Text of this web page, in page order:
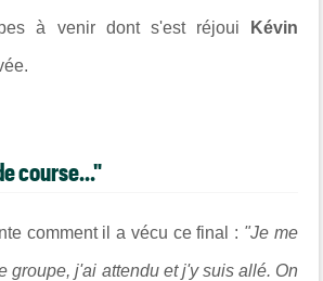
à venir dont s'est réjoui Kévin
course..."
comment il a vécu ce final : "Je me
groupe, j'ai attendu et j'y suis allé. On